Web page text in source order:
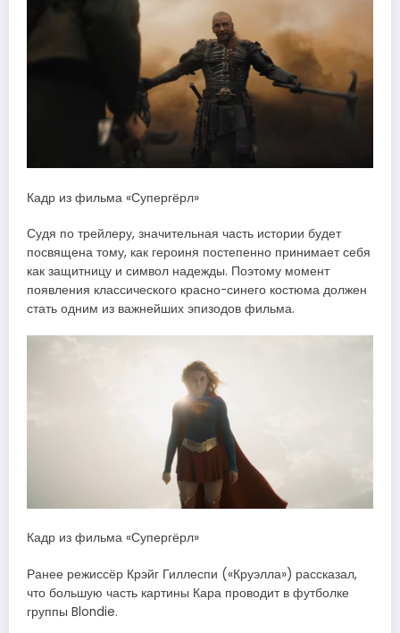
Кадр из фильма «Супергёрл»
Судя по трейлеру, значительная часть истории будет
посвящена тому, как героиня постепенно принимает себя
как защитницу и символ надежды. Поэтому момент
появления классического красно-синего костюма должен
стать одним из важнейших эпизодов фильма.
Кадр из фильма «Супергёрл»
Ранее режиссёр Крэйг Гиллеспи («Круэлла») рассказал,
что большую часть картины Кара проводит в футболке
группы Blondie.